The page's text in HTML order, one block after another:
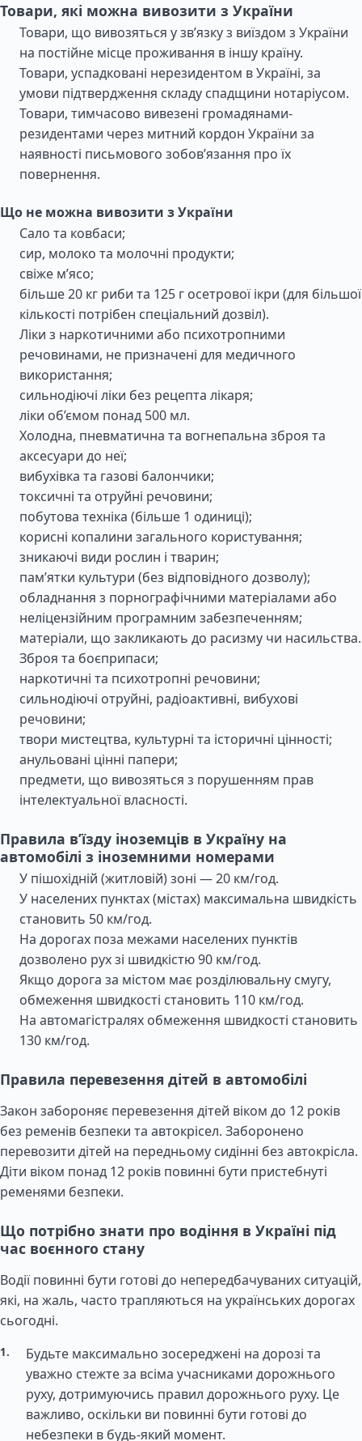
Товари, які можна вивозити з України
Товари, що вивозяться у зв’язку з виїздом з України
на постійне місце проживання в іншу країну.
Товари, успадковані нерезидентом в Україні, за
умови підтвердження складу спадщини нотаріусом.
Товари, тимчасово вивезені громадянами-
резидентами через митний кордон України за
наявності письмового зобов’язання про їх
повернення.
Що не можна вивозити з України
Сало та ковбаси;
сир, молоко та молочні продукти;
свіже м’ясо;
більше 20 кг риби та 125 г осетрової ікри (для більшої
кількості потрібен спеціальний дозвіл).
Ліки з наркотичними або психотропними
речовинами, не призначені для медичного
використання;
сильнодіючі ліки без рецепта лікаря;
ліки об’ємом понад 500 мл.
Холодна, пневматична та вогнепальна зброя та
аксесуари до неї;
вибухівка та газові балончики;
токсичні та отруйні речовини;
побутова техніка (більше 1 одиниці);
корисні копалини загального користування;
зникаючі види рослин і тварин;
пам’ятки культури (без відповідного дозволу);
обладнання з порнографічними матеріалами або
неліцензійним програмним забезпеченням;
матеріали, що закликають до расизму чи насильства.
Зброя та боєприпаси;
наркотичні та психотропні речовини;
сильнодіючі отруйні, радіоактивні, вибухові
речовини;
твори мистецтва, культурні та історичні цінності;
анульовані цінні папери;
предмети, що вивозяться з порушенням прав
інтелектуальної власності.
Правила в’їзду іноземців в Україну на
автомобілі з іноземними номерами
У пішохідній (житловій) зоні — 20 км/год.
У населених пунктах (містах) максимальна швидкість
становить 50 км/год.
На дорогах поза межами населених пунктів
дозволено рух зі швидкістю 90 км/год.
Якщо дорога за містом має розділювальну смугу,
обмеження швидкості становить 110 км/год.
На автомагістралях обмеження швидкості становить
130 км/год.
Правила перевезення дітей в автомобілі
Закон забороняє перевезення дітей віком до 12 років
без ременів безпеки та автокрісел. Заборонено
перевозити дітей на передньому сидінні без автокрісла.
Діти віком понад 12 років повинні бути пристебнуті
ременями безпеки.
Що потрібно знати про водіння в Україні під
час воєнного стану
Водії повинні бути готові до непередбачуваних ситуацій,
які, на жаль, часто трапляються на українських дорогах
сьогодні.
Будьте максимально зосереджені на дорозі та
уважно стежте за всіма учасниками дорожнього
руху, дотримуючись правил дорожнього руху. Це
важливо, оскільки ви повинні бути готові до
небезпеки в будь-який момент.